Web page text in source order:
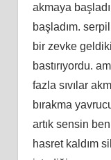
akmaya
başladım.
bir zevke
bastırıyordu.
fazla sıvılar
bırakma
artık sensin
hasret kaldım